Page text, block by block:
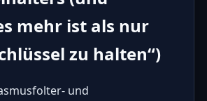
mehr ist als nur
zu halten“)
und